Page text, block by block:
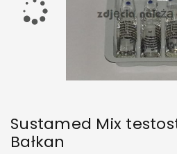
Sustamed Mix
Bałkan